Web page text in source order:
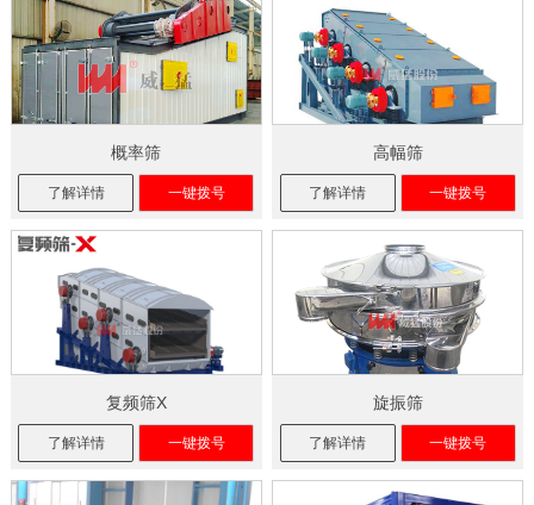
概率筛
了解详情 一键拨号
高幅筛
了解详情 一键拨号
复频筛X
了解详情 一键拨号
旋振筛
了解详情 一键拨号